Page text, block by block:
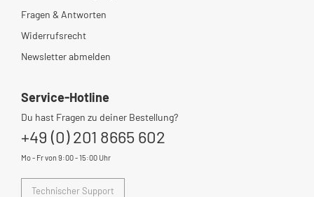
Fragen & Antworten
Widerrufsrecht
Newsletter abmelden
Service-Hotline
Du hast Fragen zu deiner Bestellung?
+49 (0) 201 8665 602
Mo - Fr von 9:00 - 15:00 Uhr
Technischer Support